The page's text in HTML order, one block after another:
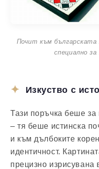
Почит към
специално
Изкуство с
Тази поръчка беше за
– тя беше истинска
и към дълбоките
идентичност.
прецизно изрисувана